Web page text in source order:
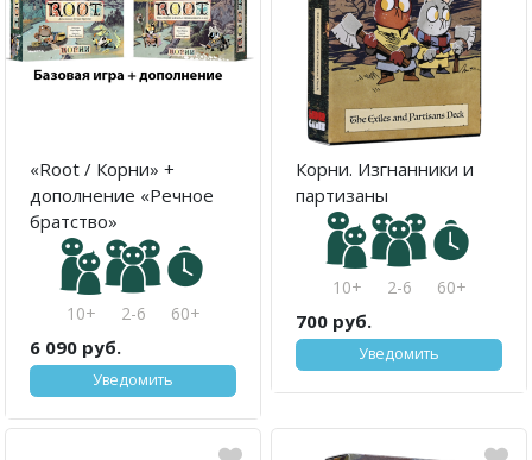
«Root / Корни» +
дополнение «Речное
братство»
10+ 2-6 60+
6 090 руб.
Уведомить
Корни. Изгнанники и
партизаны
10+ 2-6 60+
700 руб.
Уведомить